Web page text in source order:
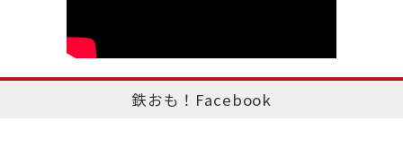
鉄おも！Facebook